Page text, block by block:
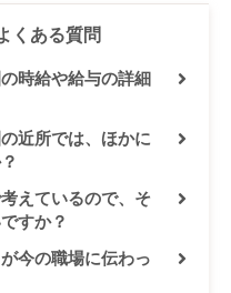
くある質問
時給や給与の詳細
近所では、ほかに
えているので、そ
すか？
今の職場に伝わっ